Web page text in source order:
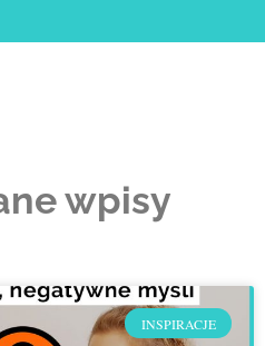
wpisy
INSPIRACJE